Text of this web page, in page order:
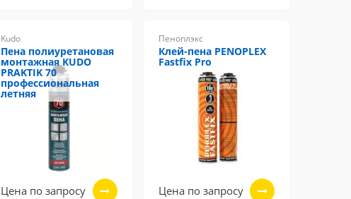
Kudo
Пена полиуретановая
монтажная KUDO
PRAKTIK 70
профессиональная
летняя
Цена по запросу
Пеноплэкс
Клей-пена PENOPLEX
Fastfix Pro
Цена по запросу